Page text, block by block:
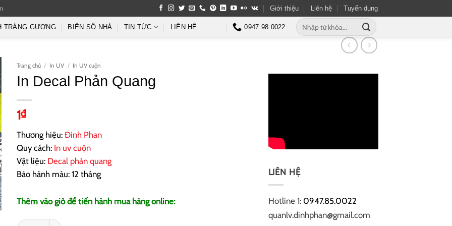
Giới thiệu Liên hệ Tuyển dụng
TRÁNG GƯƠNG BIỂN SỐ NHÀ TIN TỨC LIÊN HỆ 0947.98.0022
Tìm
kiếm:
LIÊN HỆ
Hotline 1: 0947.85.0022
quanlv.dinhphan@gmail.com
Trang chủ / In UV / In UV cuộn
In Decal Phản Quang
1₫
Thương hiệu: Đinh Phan
Quy cách: In uv cuộn
Vật liệu: Decal phản quang
Bảo hành màu: 12 tháng
Thêm vào giỏ để tiến hành mua hàng online: